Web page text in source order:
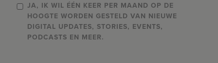
JA, IK WIL ÉÉN KEER PER MAAND OP DE
HOOGTE WORDEN GESTELD VAN NIEUWE
DIGITAL UPDATES, STORIES, EVENTS,
PODCASTS EN MEER.